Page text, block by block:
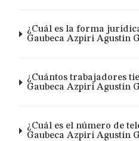
¿Cuál es la forma
Gaubeca Azpiri Agustin
¿Cuántos trabajadores
Gaubeca Azpiri Agustin
¿Cuál es el número de
Gaubeca Azpiri Agustin